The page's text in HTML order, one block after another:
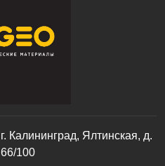
г. Калининград, Ялтинская, д.
66/100